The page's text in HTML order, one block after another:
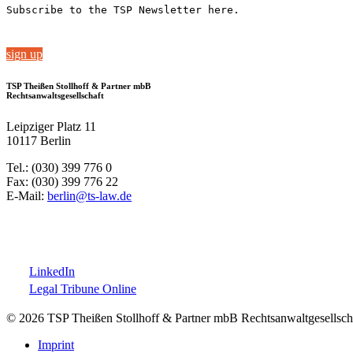
Subscribe to the TSP Newsletter here.
sign up
TSP Theißen Stollhoff & Partner mbB
Rechtsanwaltsgesellschaft
Leipziger Platz 11
10117 Berlin
Tel.: (030) 399 776 0
Fax: (030) 399 776 22
E-Mail: berlin@ts-law.de
LinkedIn
Legal Tribune Online
© 2026 TSP Theißen Stollhoff & Partner mbB
Imprint